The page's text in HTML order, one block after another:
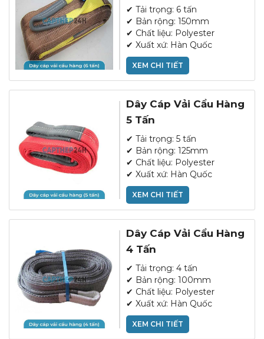
✔ Tải trọng: 6 tấn
✔ Bản rộng: 150mm
✔ Chất liệu: Polyester
✔ Xuất xứ: Hàn Quốc
XEM CHI TIẾT
Dây Cáp Vải Cẩu Hàng
5 Tấn
✔ Tải trọng: 5 tấn
✔ Bản rộng: 125mm
✔ Chất liệu: Polyester
✔ Xuất xứ: Hàn Quốc
XEM CHI TIẾT
Dây Cáp Vải Cẩu Hàng
4 Tấn
✔ Tải trọng: 4 tấn
✔ Bản rộng: 100mm
✔ Chất liệu: Polyester
✔ Xuất xứ: Hàn Quốc
XEM CHI TIẾT